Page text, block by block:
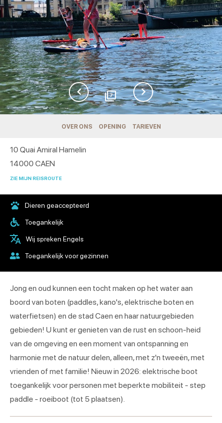
7
OVER ONS OPENING TARIEVEN
10 Quai Amiral Hamelin
14000 CAEN
ZIE MIJN REISROUTE
Dieren geaccepteerd
Toegankelijk
Wij spreken Engels
Toegankelijk voor gezinnen
Jong en oud kunnen een tocht maken op het water aan
boord van boten (paddles, kano's, elektrische boten en
waterfietsen) en de stad Caen en haar natuurgebieden
gebieden! U kunt er genieten van de rust en schoon-heid
van de omgeving en een moment van ontspanning en
harmonie met de natuur delen, alleen, met z'n tweeën, met
vrienden of met familie! Nieuw in 2026: elektrische boot
toegankelijk voor personen met beperkte mobiliteit - step
paddle - roeiboot (tot 5 plaatsen).